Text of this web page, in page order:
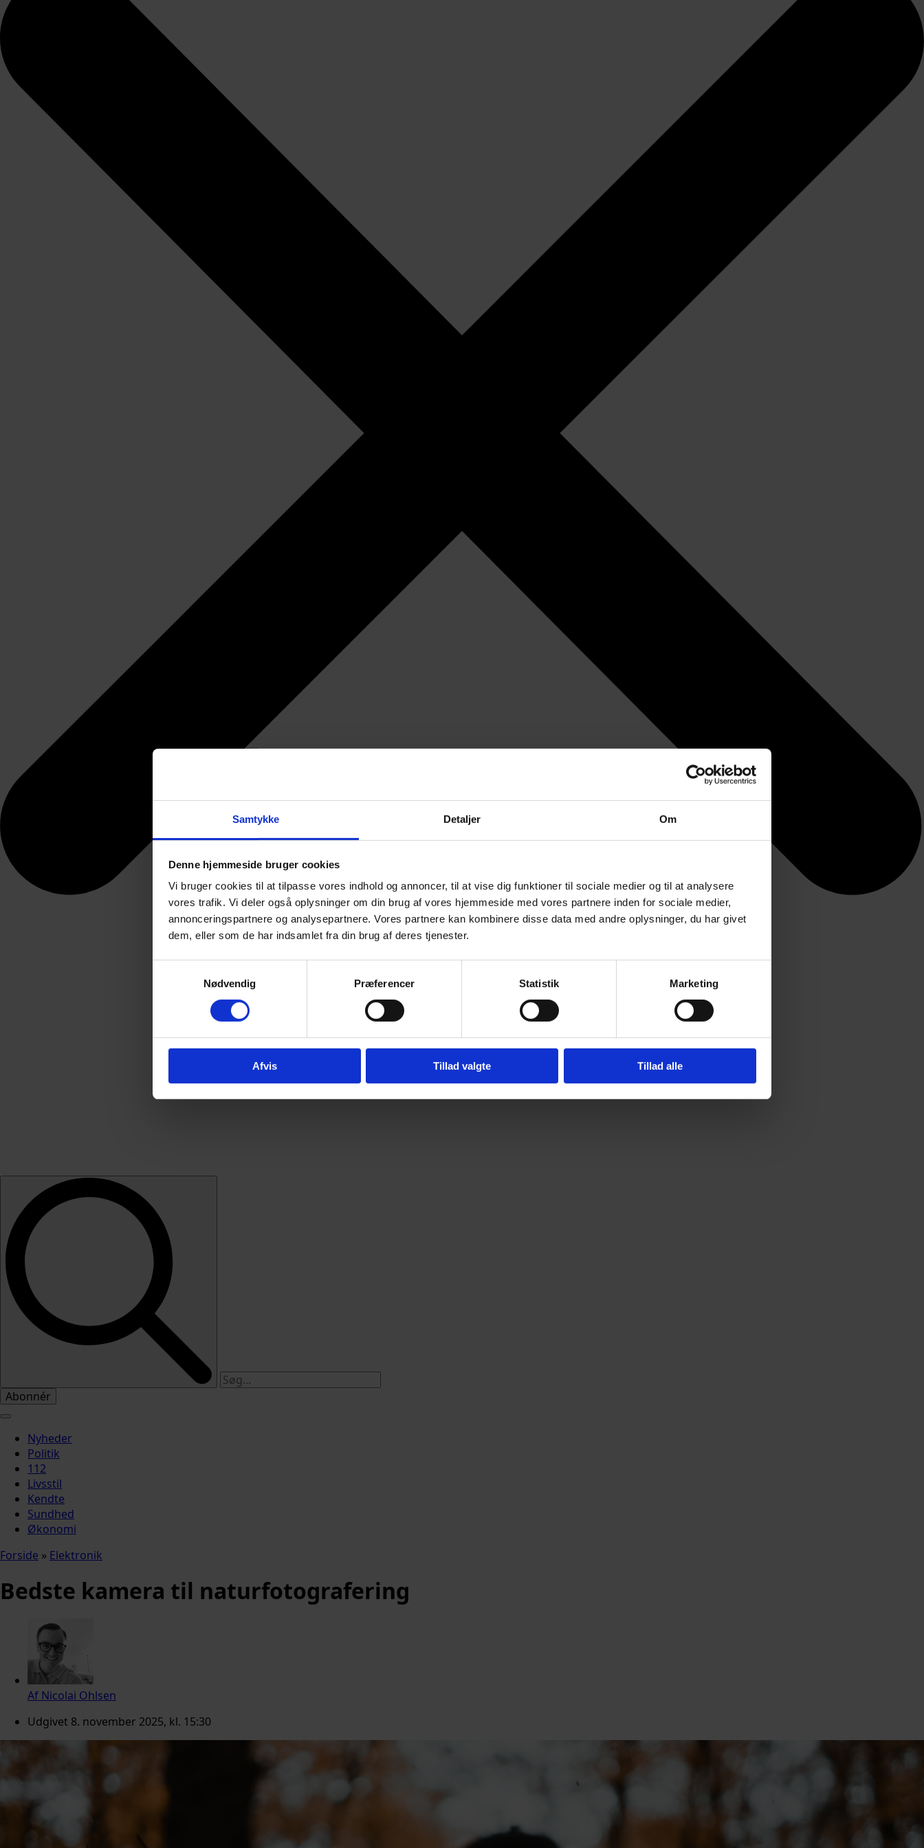
Samtykke Detaljer Om
Denne hjemmeside bruger cookies
Vi bruger cookies til at tilpasse vores indhold og annoncer, til at vise dig funktioner til sociale medier og til at analysere
vores trafik. Vi deler også oplysninger om din brug af vores hjemmeside med vores partnere inden for sociale medier,
annonceringspartnere og analysepartnere. Vores partnere kan kombinere disse data med andre oplysninger, du har givet
dem, eller som de har indsamlet fra din brug af deres tjenester.
Nødvendig
Præferencer Statistik Marketing
Afvis Tillad valgte Tillad alle
Abonnér
Nyheder
Politik
112
Livsstil
Kendte
Sundhed
Økonomi
Forside » Elektronik
Bedste kamera til naturfotografering
Af Nicolai Ohlsen
Udgivet 8. november 2025, kl. 15:30